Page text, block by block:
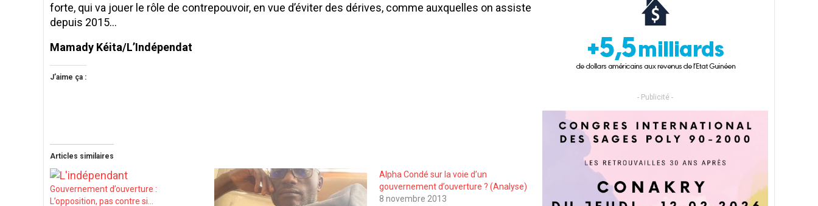
forte, qui va jouer le rôle de contrepouvoir, en vue d’éviter des dérives, comme auxquelles on assiste
depuis 2015…
Mamady Kéita/L’Indépendat
J’aime ça :
Articles similaires
Gouvernement d’ouverture :
L’opposition, pas contre si…
Alpha Condé sur la voie d’un
gouvernement d’ouverture ? (Analyse)
8 novembre 2013
- Publicité -